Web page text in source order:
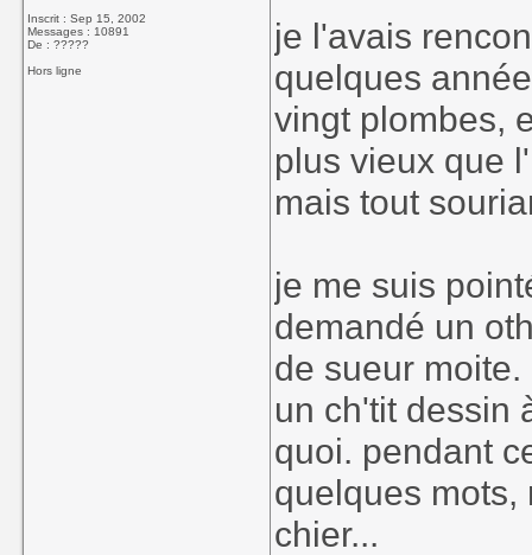
Inscrit : Sep 15, 2002
Messages : 10891
De : ?????
Hors ligne
je l'avais
quelques
vingt plombes,
plus vieux que
mais tout
je me suis
demandé un
de sueur
un ch'tit dessin
quoi. pendant
quelques mots,
chier...